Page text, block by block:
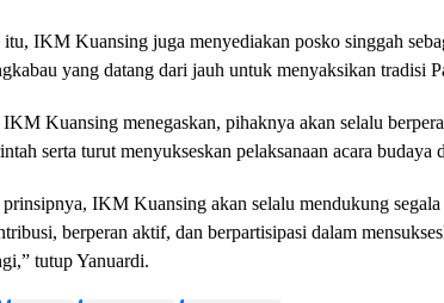
itu, IKM Kuansing juga menyediakan posko singgah
yang datang dari jauh untuk menyaksikan tradisi
Kuansing menegaskan, pihaknya akan selalu
serta turut menyukseskan pelaksanaan acara budaya
prinsipnya, IKM Kuansing akan selalu mendukung
berperan aktif, dan berpartisipasi dalam
tutup Yanuardi.